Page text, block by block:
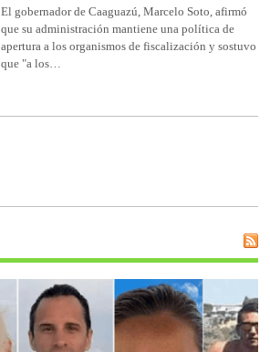
El gobernador de Caaguazú, Marcelo Soto, afirmó
que su administración mantiene una política de
apertura a los organismos de fiscalización y sostuvo
que "a los…